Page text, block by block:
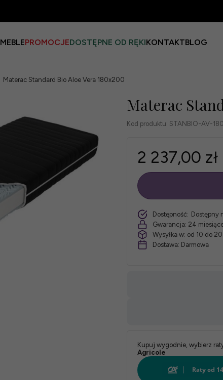
MEBLEPROMOCJEDOSTĘPNE OD RĘKIKONTAKTBLOG
Materac Standard Bio Aloe Vera 180x200
Materac
Kod produktu: STANBIO-AV-
2 237,00 zł
szt.
Dostępność: Dostępny
Gwarancja: 24
Wysyłka w: od 10 do
Dostawa: Darmowa
Kupuj wygodnie, wybierz
Agricole